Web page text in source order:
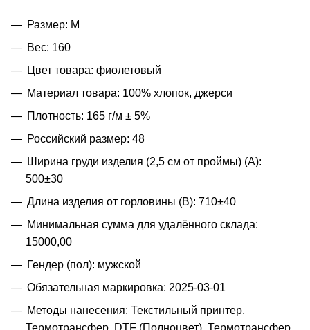
Размер: M
Вес: 160
Цвет товара: фиолетовый
Материал товара: 100% хлопок, джерси
Плотность: 165 г/м ± 5%
Российский размер: 48
Ширина груди изделия (2,5 см от проймы) (A):
500±30
Длина изделия от горловины (B): 710±40
Минимальная сумма для удалённого склада:
15000,00
Гендер (пол): мужской
Обязательная маркировка: 2025-03-01
Методы нанесения: Текстильный принтер,
Термотрансфер, DTF (Полноцвет), Термотрансфер